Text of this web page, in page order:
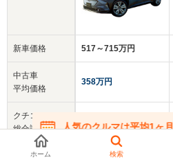
新車価格
中古車
平均価格
クチコミ
総合評価
乗車定員
517～715万円
358万円
-
人気のクルマは平均1ヶ
在庫が無くなる前にお問い合
ホーム 検索